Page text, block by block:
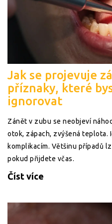
Jak se projevuje
příznaky, které
ignorovat
Zánět v zubu se neobjeví
otok, zápach, zvýšená teplota.
komplikacím. Většinu případů
pokud přijdete včas.
Číst více